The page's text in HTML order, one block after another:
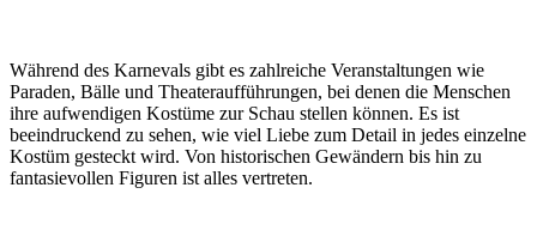
Während des Karnevals gibt es zahlreiche Veranstaltungen wie
Paraden, Bälle und Theateraufführungen, bei denen die Menschen
ihre aufwendigen Kostüme zur Schau stellen können. Es ist
beeindruckend zu sehen, wie viel Liebe zum Detail in jedes einzelne
Kostüm gesteckt wird. Von historischen Gewändern bis hin zu
fantasievollen Figuren ist alles vertreten.